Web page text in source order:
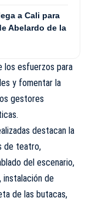
a Cali para
Abelardo de la
los esfuerzos para
y fomentar la
gestores
destacan la
de teatro,
del escenario,
de
de las butacas,